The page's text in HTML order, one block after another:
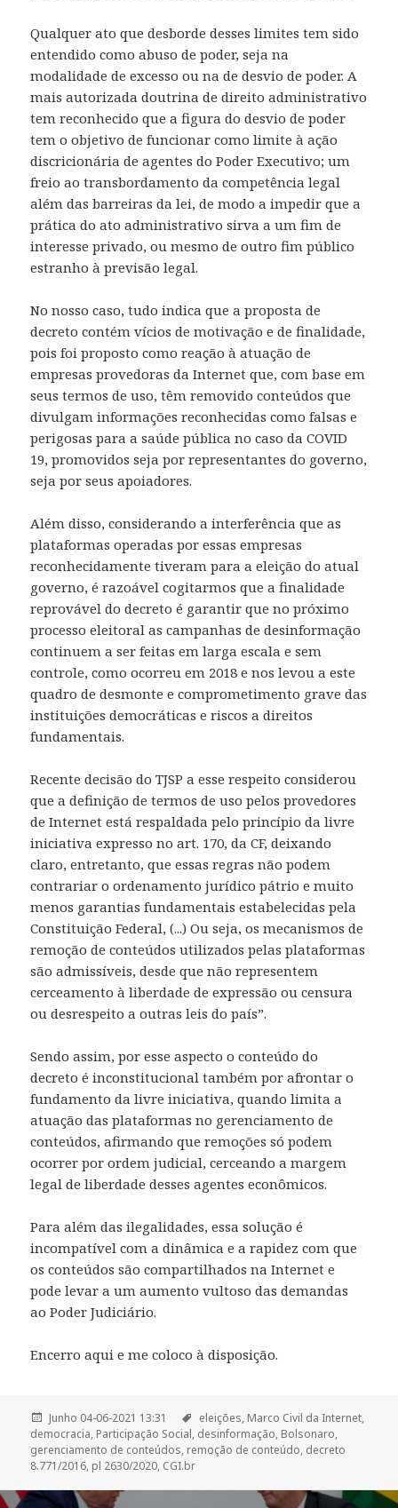
Qualquer ato que desborde desses limites tem sido
entendido como abuso de poder, seja na
modalidade de excesso ou na de desvio de poder. A
mais autorizada doutrina de direito administrativo
tem reconhecido que a figura do desvio de poder
tem o objetivo de funcionar como limite à ação
discricionária de agentes do Poder Executivo; um
freio ao transbordamento da competência legal
além das barreiras da lei, de modo a impedir que a
prática do ato administrativo sirva a um fim de
interesse privado, ou mesmo de outro fim público
estranho à previsão legal.
No nosso caso, tudo indica que a proposta de
decreto contém vícios de motivação e de finalidade,
pois foi proposto como reação à atuação de
empresas provedoras da Internet que, com base em
seus termos de uso, têm removido conteúdos que
divulgam informações reconhecidas como falsas e
perigosas para a saúde pública no caso da COVID
19, promovidos seja por representantes do governo,
seja por seus apoiadores.
Além disso, considerando a interferência que as
plataformas operadas por essas empresas
reconhecidamente tiveram para a eleição do atual
governo, é razoável cogitarmos que a finalidade
reprovável do decreto é garantir que no próximo
processo eleitoral as campanhas de desinformação
continuem a ser feitas em larga escala e sem
controle, como ocorreu em 2018 e nos levou a este
quadro de desmonte e comprometimento grave das
instituições democráticas e riscos a direitos
fundamentais.
Recente decisão do TJSP a esse respeito considerou
que a definição de termos de uso pelos provedores
de Internet está respaldada pelo princípio da livre
iniciativa expresso no art. 170, da CF, deixando
claro, entretanto, que essas regras não podem
contrariar o ordenamento jurídico pátrio e muito
menos garantias fundamentais estabelecidas pela
Constituição Federal, (...) Ou seja, os mecanismos de
remoção de conteúdos utilizados pelas plataformas
são admissíveis, desde que não representem
cerceamento à liberdade de expressão ou censura
ou desrespeito a outras leis do país”.
Sendo assim, por esse aspecto o conteúdo do
decreto é inconstitucional também por afrontar o
fundamento da livre iniciativa, quando limita a
atuação das plataformas no gerenciamento de
conteúdos, afirmando que remoções só podem
ocorrer por ordem judicial, cerceando a margem
legal de liberdade desses agentes econômicos.
Para além das ilegalidades, essa solução é
incompatível com a dinâmica e a rapidez com que
os conteúdos são compartilhados na Internet e
pode levar a um aumento vultoso das demandas
ao Poder Judiciário.
Encerro aqui e me coloco à disposição.
Junho 04-06-2021 13:31 eleições, Marco Civil da Internet,
democracia, Participação Social, desinformação, Bolsonaro,
gerenciamento de conteúdos, remoção de conteúdo, decreto
8.771/2016, pl 2630/2020, CGI.br
Post